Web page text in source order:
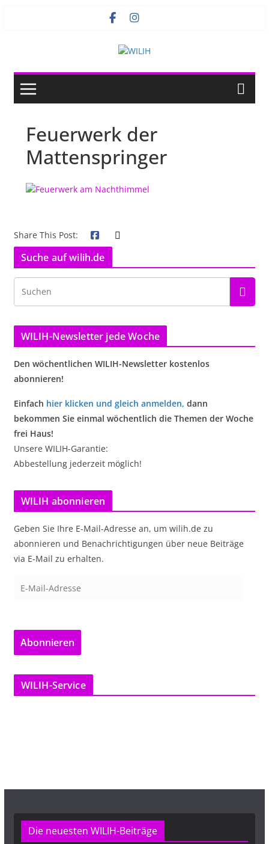
Feuerwerk der
Mattenspringer
Share This Post:
Suche auf wilih.de
WILIH-Newsletter jede Woche
Den wöchentlichen WILIH-Newsletter kostenlos
abonnieren!
Einfach hier klicken und gleich anmelden, dann
bekommen Sie einmal wöchentlich die Themen der Woche
frei Haus!
Unsere WILIH-Garantie:
Abbestellung jederzeit möglich!
WILIH abonnieren
Geben Sie Ihre E-Mail-Adresse an, um wilih.de zu
abonnieren und Benachrichtigungen über neue Beiträge
via E-Mail zu erhalten.
a
l
-
Abonnieren
WILIH-Service
Die neuesten WILIH-Beiträge